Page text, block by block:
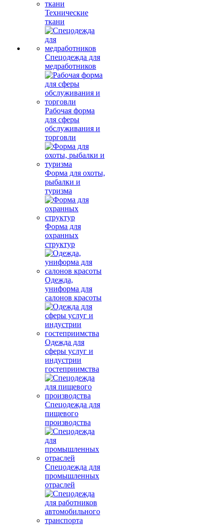
Технические
ткани
Спецодежда для
медработников
Рабочая форма
для сферы
обслуживания и
торговли
Форма для охоты,
рыбалки и
туризма
Форма для
охранных
структур
Одежда,
униформа для
салонов красоты
Одежда для
сферы услуг и
индустрии
гостеприимства
Спецодежда для
пищевого
производства
Спецодежда для
промышленных
отраслей